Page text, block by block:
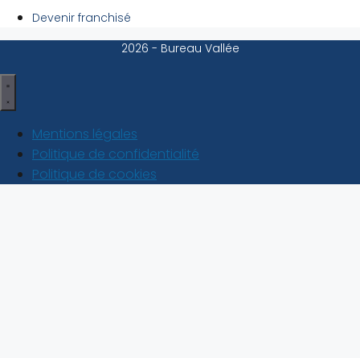
Devenir franchisé
2026 - Bureau Vallée
Mentions légales
Politique de confidentialité
Politique de cookies